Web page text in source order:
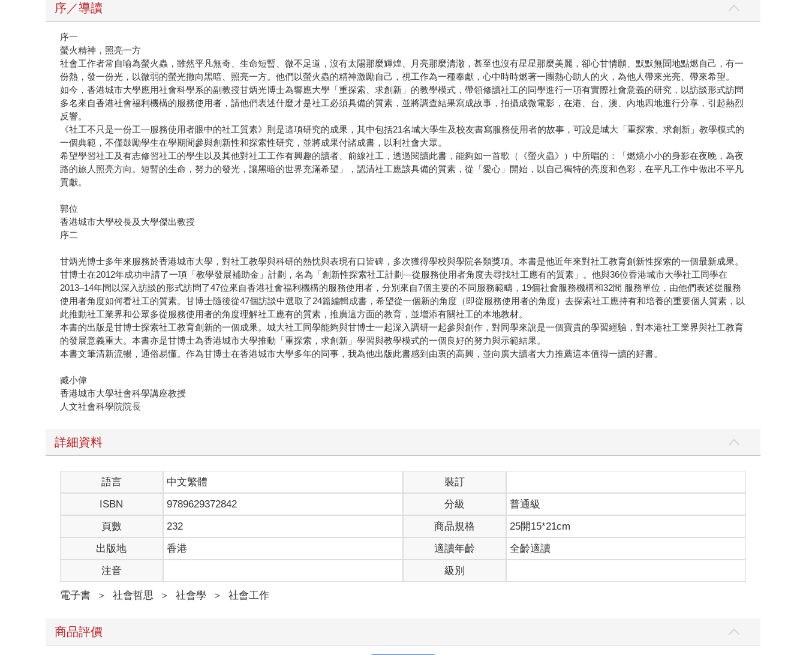
序／導讀
序一
螢火精神，照亮一方
社會工作者常自喻為螢火蟲，雖然平凡無奇、生命短暫、微不足道，沒有太陽那麼輝煌、月亮那麼清澈，甚至也沒有星星那麼美麗，卻心甘情願、默默無聞地點燃自己，有一
份熱，發一份光，以微弱的螢光撒向黑暗、照亮一方。他們以螢火蟲的精神激勵自己，視工作為一種奉獻，心中時時燃著一團熱心助人的火，為他人帶來光亮、帶來希望。
如今，香港城市大學應用社會科學系的副教授甘炳光博士為響應大學「重探索、求創新」的教學模式，帶領修讀社工的同學進行一項有實際社會意義的研究，以訪談形式訪問
多名來自香港社會福利機構的服務使用者，請他們表述什麼才是社工必須具備的質素，並將調查結果寫成故事，拍攝成微電影，在港、台、澳、內地四地進行分享，引起熱烈
反響。
《社工不只是一份工—服務使用者眼中的社工質素》則是這項研究的成果，其中包括21名城大學生及校友書寫服務使用者的故事，可說是城大「重探索、求創新」教學模式的
一個典範，不僅鼓勵學生在學期間參與創新性和探索性研究，並將成果付諸成書，以利社會大眾。
希望學習社工及有志修習社工的學生以及其他對社工工作有興趣的讀者、前線社工，透過閱讀此書，能夠如一首歌（《螢火蟲》）中所唱的：「燃燒小小的身影在夜晚，為夜
路的旅人照亮方向。短暫的生命，努力的發光，讓黑暗的世界充滿希望」，認清社工應該具備的質素，從「愛心」開始，以自己獨特的亮度和色彩，在平凡工作中做出不平凡
貢獻。
郭位
香港城市大學校長及大學傑出教授
序二
甘炳光博士多年來服務於香港城市大學，對社工教學與科研的熱忱與表現有口皆碑，多次獲得學校與學院各類獎項。本書是他近年來對社工教育創新性探索的一個最新成果。
甘博士在2012年成功申請了一項「教學發展補助金」計劃，名為「創新性探索社工計劃—從服務使用者角度去尋找社工應有的質素」。他與36位香港城市大學社工同學在
2013–14年間以深入訪談的形式訪問了47位來自香港社會福利機構的服務使用者，分別來自7個主要的不同服務範疇，19個社會服務機構和32間 服務單位，由他們表述從服務
使用者角度如何看社工的質素。甘博士隨後從47個訪談中選取了24篇編輯成書，希望從一個新的角度（即從服務使用者的角度）去探索社工應持有和培養的重要個人質素，以
此推動社工業界和公眾多從服務使用者的角度理解社工應有的質素，推廣這方面的教育，並增添有關社工的本地教材。
本書的出版是甘博士探索社工教育創新的一個成果。城大社工同學能夠與甘博士一起深入調研一起參與創作，對同學來說是一個寶貴的學習經驗，對本港社工業界與社工教育
的發展意義重大。本書亦是甘博士為香港城市大學推動「重探索，求創新」學習與教學模式的一個良好的努力與示範結果。
本書文筆清新流暢，通俗易懂。作為甘博士在香港城市大學多年的同事，我為他出版此書感到由衷的高興，並向廣大讀者大力推薦這本值得一讀的好書。
臧小偉
香港城市大學社會科學講座教授
人文社會科學院院長
詳細資料
語言 中文繁體
裝訂
ISBN
9789629372842 分級
普通級
頁數
232 商品規格
25開15*21cm
出版地
香港 適讀年齡
全齡適讀
注音
級別
電子書 ＞ 社會哲思 ＞ 社會學 ＞ 社會工作
商品評價